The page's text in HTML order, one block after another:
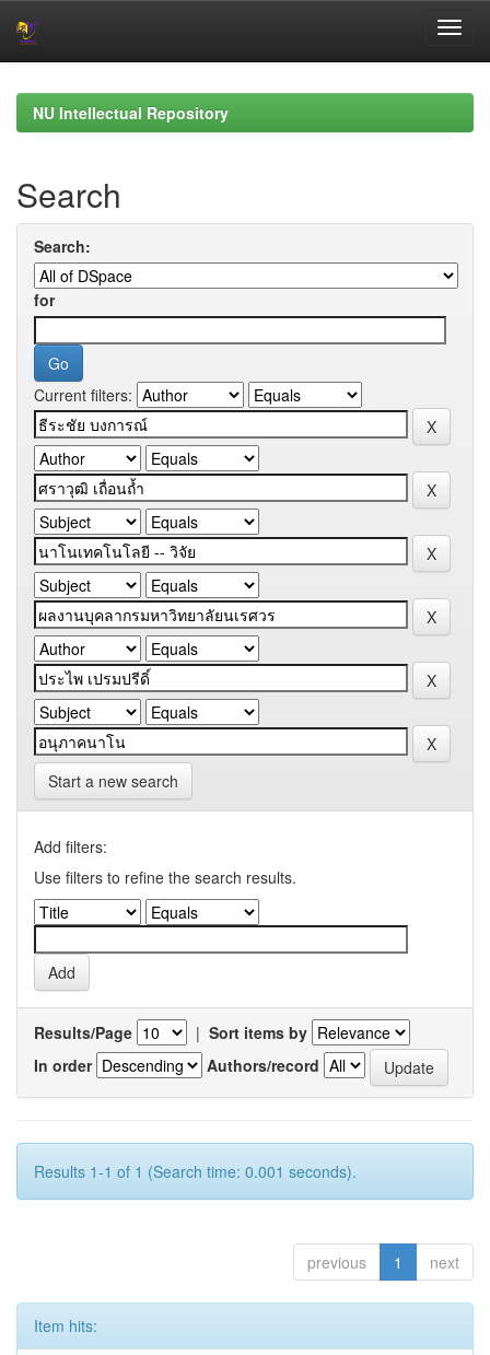
navigationNU Intellectual Repository
Search
Search:
for
Current filters:
Start a new search
Add filters:
Use filters to refine the search results.
Results/Page | Sort items by
In order
Authors/record
Results 1-1 of 1 (Search time: 0.001 seconds).
previous 1 next
Item hits: